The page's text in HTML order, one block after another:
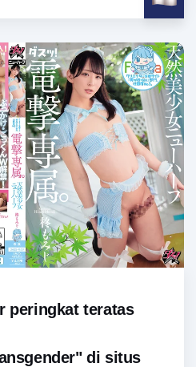
peringkat teratas
di situs